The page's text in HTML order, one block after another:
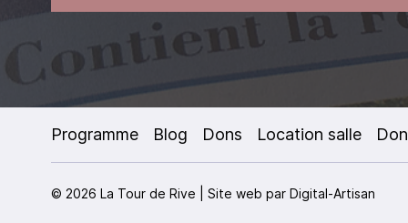
Programme Blog Dons Location salle
© 2026 La Tour de Rive | Site web par Digital-Artisan